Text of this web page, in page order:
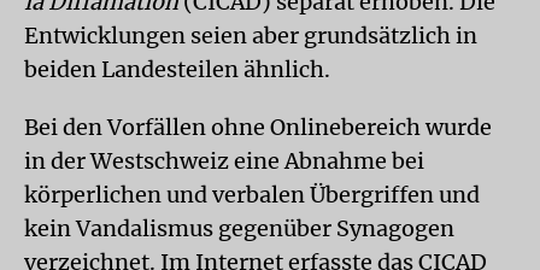
Entwicklungen seien aber grundsätzlich in
beiden Landesteilen ähnlich.
Bei den Vorfällen ohne Onlinebereich wurde
in der Westschweiz eine Abnahme bei
körperlichen und verbalen Übergriffen und
kein Vandalismus gegenüber Synagogen
verzeichnet. Im Internet erfasste das CICAD